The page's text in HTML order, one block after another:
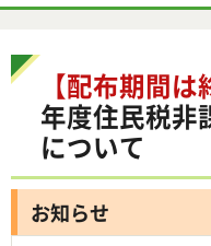
【配布期間は
年度住民税非
について
お知らせ